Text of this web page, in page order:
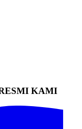
KAMI